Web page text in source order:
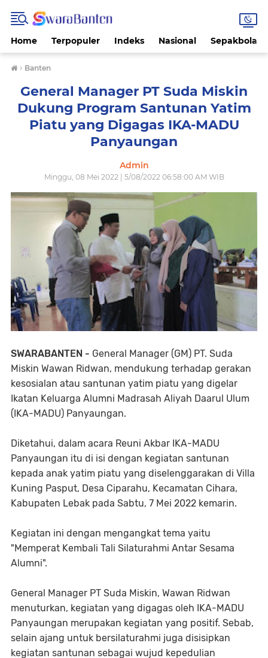
Home Terpopuler Indeks Nasional Sepakbola
› Banten
General Manager PT Suda Miskin
Dukung Program Santunan Yatim
Piatu yang Digagas IKA-MADU
Panyaungan
Admin
Minggu, 08 Mei 2022 | 5/08/2022 06:58:00 AM WIB
SWARABANTEN - General Manager (GM) PT. Suda
Miskin Wawan Ridwan, mendukung terhadap gerakan
kesosialan atau santunan yatim piatu yang digelar
Ikatan Keluarga Alumni Madrasah Aliyah Daarul Ulum
(IKA-MADU) Panyaungan.
Diketahui, dalam acara Reuni Akbar IKA-MADU
Panyaungan itu di isi dengan kegiatan santunan
kepada anak yatim piatu yang diselenggarakan di Villa
Kuning Pasput, Desa Ciparahu, Kecamatan Cihara,
Kabupaten Lebak pada Sabtu, 7 Mei 2022 kemarin.
Kegiatan ini dengan mengangkat tema yaitu
"Memperat Kembali Tali Silaturahmi Antar Sesama
Alumni".
General Manager PT Suda Miskin, Wawan Ridwan
menuturkan, kegiatan yang digagas oleh IKA-MADU
Panyaungan merupakan kegiatan yang positif. Sebab,
selain ajang untuk bersilaturahmi juga disisipkan
kegiatan santunan sebagai wujud kepedulian